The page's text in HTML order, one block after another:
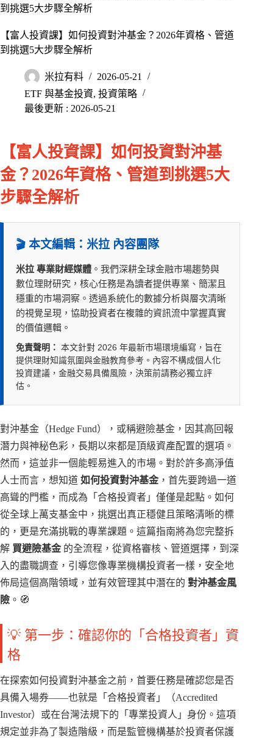
到挑選5大步驟全解析
【富人投資課】如何投資對沖基金？2026年資格、管道
到挑選5大步驟全解析
米拉有料
2026-05-21
ETF 與基金投資, 投資策略
最後更新 : 2026-05-21
【富人投資課】如何投資對沖基
金？2026年資格、管道到挑選5大
步驟全解析
🎬 本文編輯：米拉 內容團隊
米拉 專業財經媒體 。我們深耕全球金融市場趨勢與
數位理財研究，核心任務是為讀者提供專業、簡潔且
穩重的市場洞察。透過系統化的數據分析與層次清晰
的視覺呈現，協助投資者在複雜的資訊流中掌握真實
的價值邏輯。
免責聲明： 本文針對 2026 年最新市場環境編寫，旨在
提供理財知識氛圍與金融教育參考。內容不構成個人化
投資建議，金融交易具備風險，決策前請務必獨立評
估。
對沖基金（Hedge Fund），或稱避險基金，因其高回報
潛力與神秘色彩，長期以來都是頂級資產配置的選項。
然而，這並非一個能輕易進入的市場。對於許多高淨值
人士而言，想知道 如何投資對沖基金 ，首先要跨過一道
高聳的門檻，而成為「合格投資者」僅僅是起點。如何
從全球上萬支基金中，挑選出真正穩健且策略清晰的標
的，更是充滿挑戰的專業課題。這篇指南將為您完整拆
解 買避險基金 的全流程，從資格審核、管道選擇，到深
入的盡職調查，引導您像專業機構投資者一樣，安全地
佈局這個高階領域，並有效管理其中潛在的 對沖基金風
險 。🧭
💡 第一步：確認你的「合格投資者」資
格
在探索如何投資對沖基金之前，首要任務是確認您是否
具備入場券——也就是「合格投資者」（Accredited
Investor）或在台灣法規下的「專業投資人」身份。這項
規定並非為了製造階級，而是監管機構基於投資者保護